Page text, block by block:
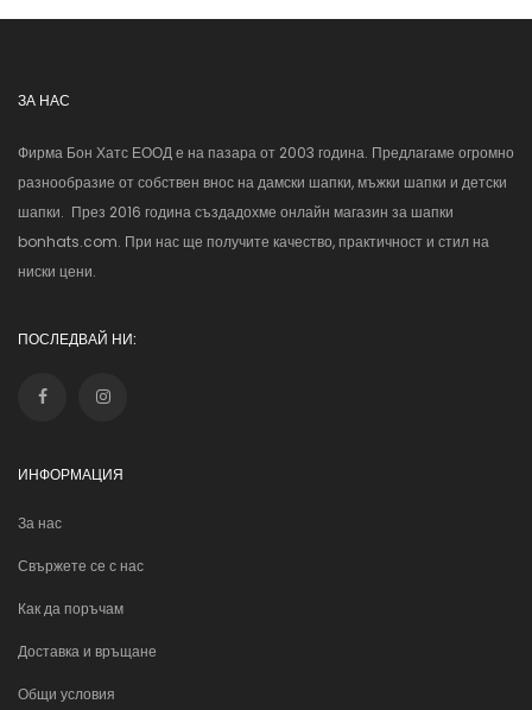
ЗА НАС
Фирма Бон Хатс ЕООД е на пазара от 2003 година. Предлагаме огромно
разнообразие от собствен внос на дамски шапки, мъжки шапки и детски
шапки. През 2016 година създадохме онлайн магазин за шапки
bonhats.com. При нас ще получите качество, практичност и стил на
ниски цени.
ПОСЛЕДВАЙ НИ:
ИНФОРМАЦИЯ
За нас
Свържете се с нас
Как да поръчам
Доставка и връщане
Общи условия